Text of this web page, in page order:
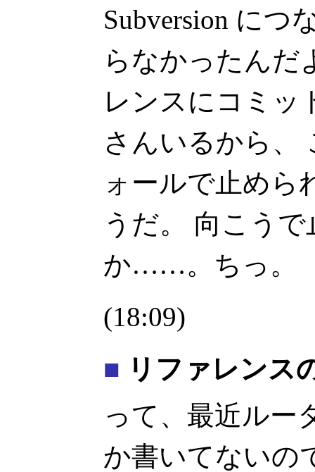
Subversion につ
らなかったんだ
レンスにコミッ
さんいるから、
ォールで止めら
うだ。 向こう
か……。ちっ。
(18:09)
■ リファレンス
って、最近ルー
か書いてないの